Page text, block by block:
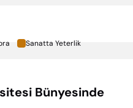
Sanatta Yeterlik
Bünyesinde